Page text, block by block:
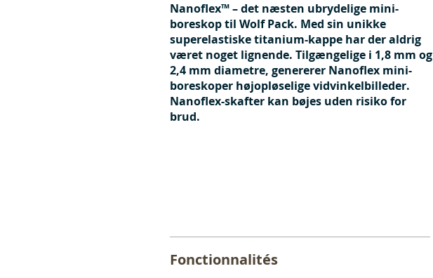
Nanoflex™ – det næsten ubrydelige mini-
boreskop til Wolf Pack. Med sin unikke
superelastiske titanium-kappe har der aldrig
været noget lignende. Tilgængelige i 1,8 mm og
2,4 mm diametre, genererer Nanoflex mini-
boreskoper højopløselige vidvinkelbilleder.
Nanoflex-skafter kan bøjes uden risiko for
brud.
Fonctionnalités